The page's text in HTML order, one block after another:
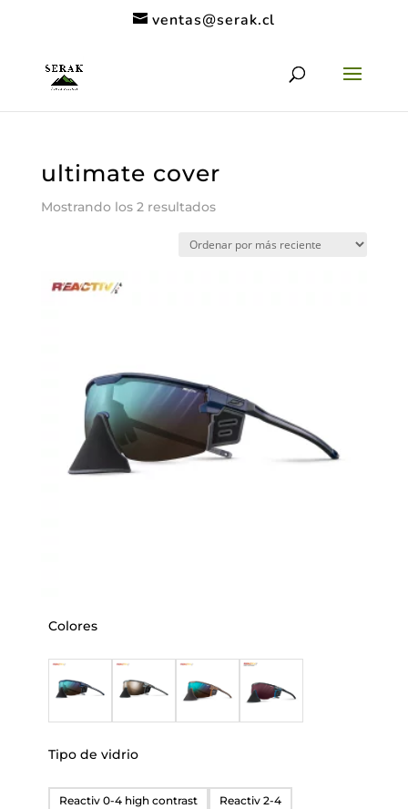
ventas@serak.cl
ultimate cover
Mostrando los 2 resultadosOrdenado
Colores
Tipo de vidrio
Reactiv 0-4 high contrast Reactiv 2-4